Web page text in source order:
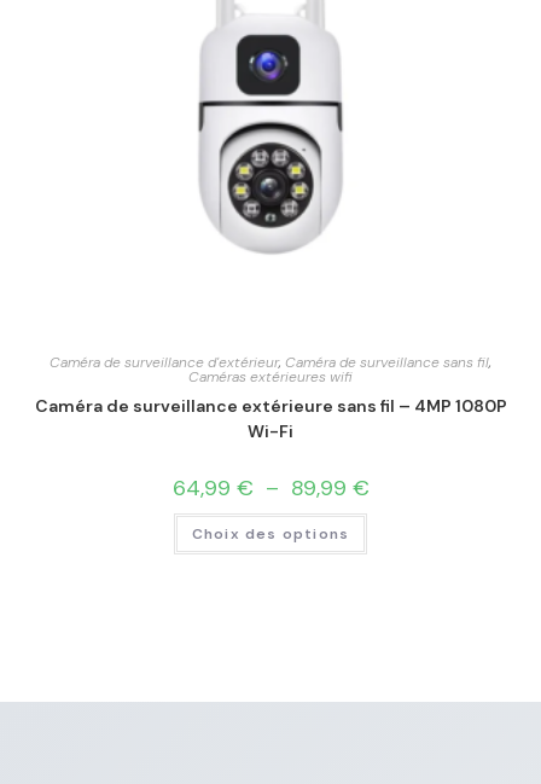
Caméra de surveillance d'extérieur, Caméra de surveillance sans fil,
Caméras extérieures wifi
Caméra de surveillance extérieure sans fil – 4MP 1080P
Wi-Fi
64,99 € – 89,99 €
Choix des options